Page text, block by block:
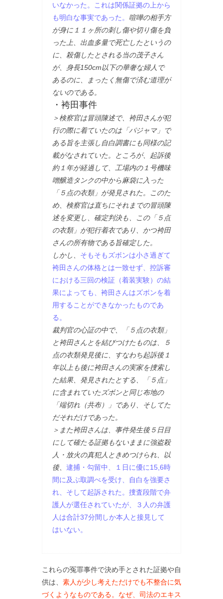
いなかった。これは関係証拠の上から
も明白な事実であった。 喧嘩の相手方
が身に１１ヶ所の刺し傷や切り傷を負
った上、出血多量で死亡したというの
に、殺傷したとされる当の茂子さん
が、身長150cm以下の華奢な婦人で
あるのに、まったく無傷で済む道理が
ないのである。
・袴田事件
＞検察官は冒頭陳述で、袴田さんが犯
行の際に着ていたのは「パジャマ」で
ある旨を主張し自白調書にも同様の記
載がなされていた。ところが、起訴後
約１年が経過して、工場内の１号機味
噌醸造タンクの中から麻袋に入った
「５点の衣類」が発見された。このた
め、検察官は直ちにそれまでの冒頭陳
述を変更し、確定判決も、この「５点
の衣類」が犯行着衣であり、かつ袴田
さんの所有物である旨確定した。
しかし、 そもそもズボンは小さ過ぎて
袴田さんの体格とは一致せず、控訴審
における三回の検証（着装実験）の結
果によっても、袴田さんはズボンを着
用することができなかったものであ
る。
裁判官の心証の中で、「５点の衣類」
と袴田さんとを結びつけたものは、５
点の衣類発見後に、すなわち起訴後１
年以上も後に袴田さんの実家を捜索し
た結果、発見されたとする、「５点」
に含まれていたズボンと同じ布地の
「端切れ（共布）」であり、そしてた
だそれだけであった。
＞また袴田さんは、事件発生後５日目
にして確たる証拠もないままに強盗殺
人・放火の真犯人ときめつけられ、以
後、 逮捕・勾留中、１日に優に15,6時
間に及ぶ取調べを受け、自白を強要さ
れ、そして起訴された。捜査段階で弁
護人が選任されていたが、３人の弁護
人は合計37分間しか本人と接見して
はいない。
これらの冤罪事件で決め手とされた証拠や自
供は、 素人が少し考えただけでも不整合に気
づくようなものである。なぜ、司法のエキス